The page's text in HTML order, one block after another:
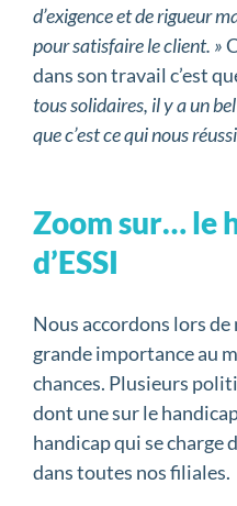
d’exigence et de rigueur
pour satisfaire le client. »
dans son travail c’est
tous solidaires, il y a un
que c’est ce qui nous
Zoom sur… le
d’ESSI
Nous accordons lors
grande importance au
chances. Plusieurs
dont une sur le
handicap qui se charge
dans toutes nos filiales.